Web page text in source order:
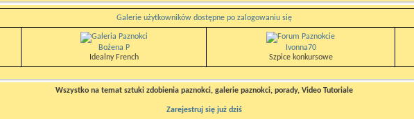
Galerie użytkowników dostępne po zalogowaniu się
Bożena P
Idealny French
Ivonna70
Szpice konkursowe
Wszystko na temat sztuki zdobienia paznokci, galerie paznokci, porady, Video Tutoriale
Zarejestruj się już dziś